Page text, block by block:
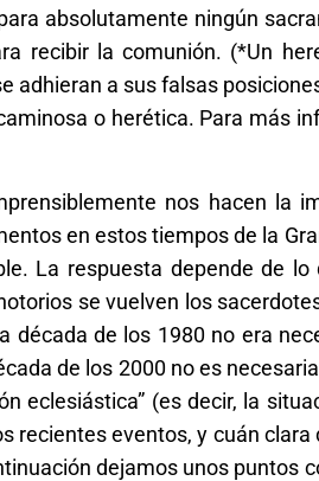
absolutamente ningún
recibir la comunión. (*Un
adhieran a sus falsas
o herética. Para más
nos hacen la
en estos tiempos de la
La respuesta depende de
se vuelven los
década de los 1980 no era
de los 2000 no es
eclesiástica” (es decir, la
recientes eventos, y cuán
dejamos unos puntos